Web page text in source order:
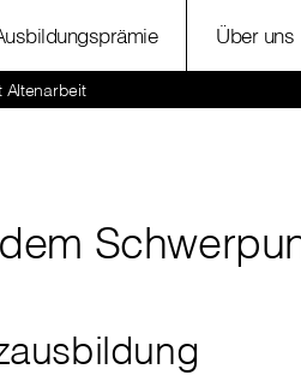
Über uns
Altenarbeit